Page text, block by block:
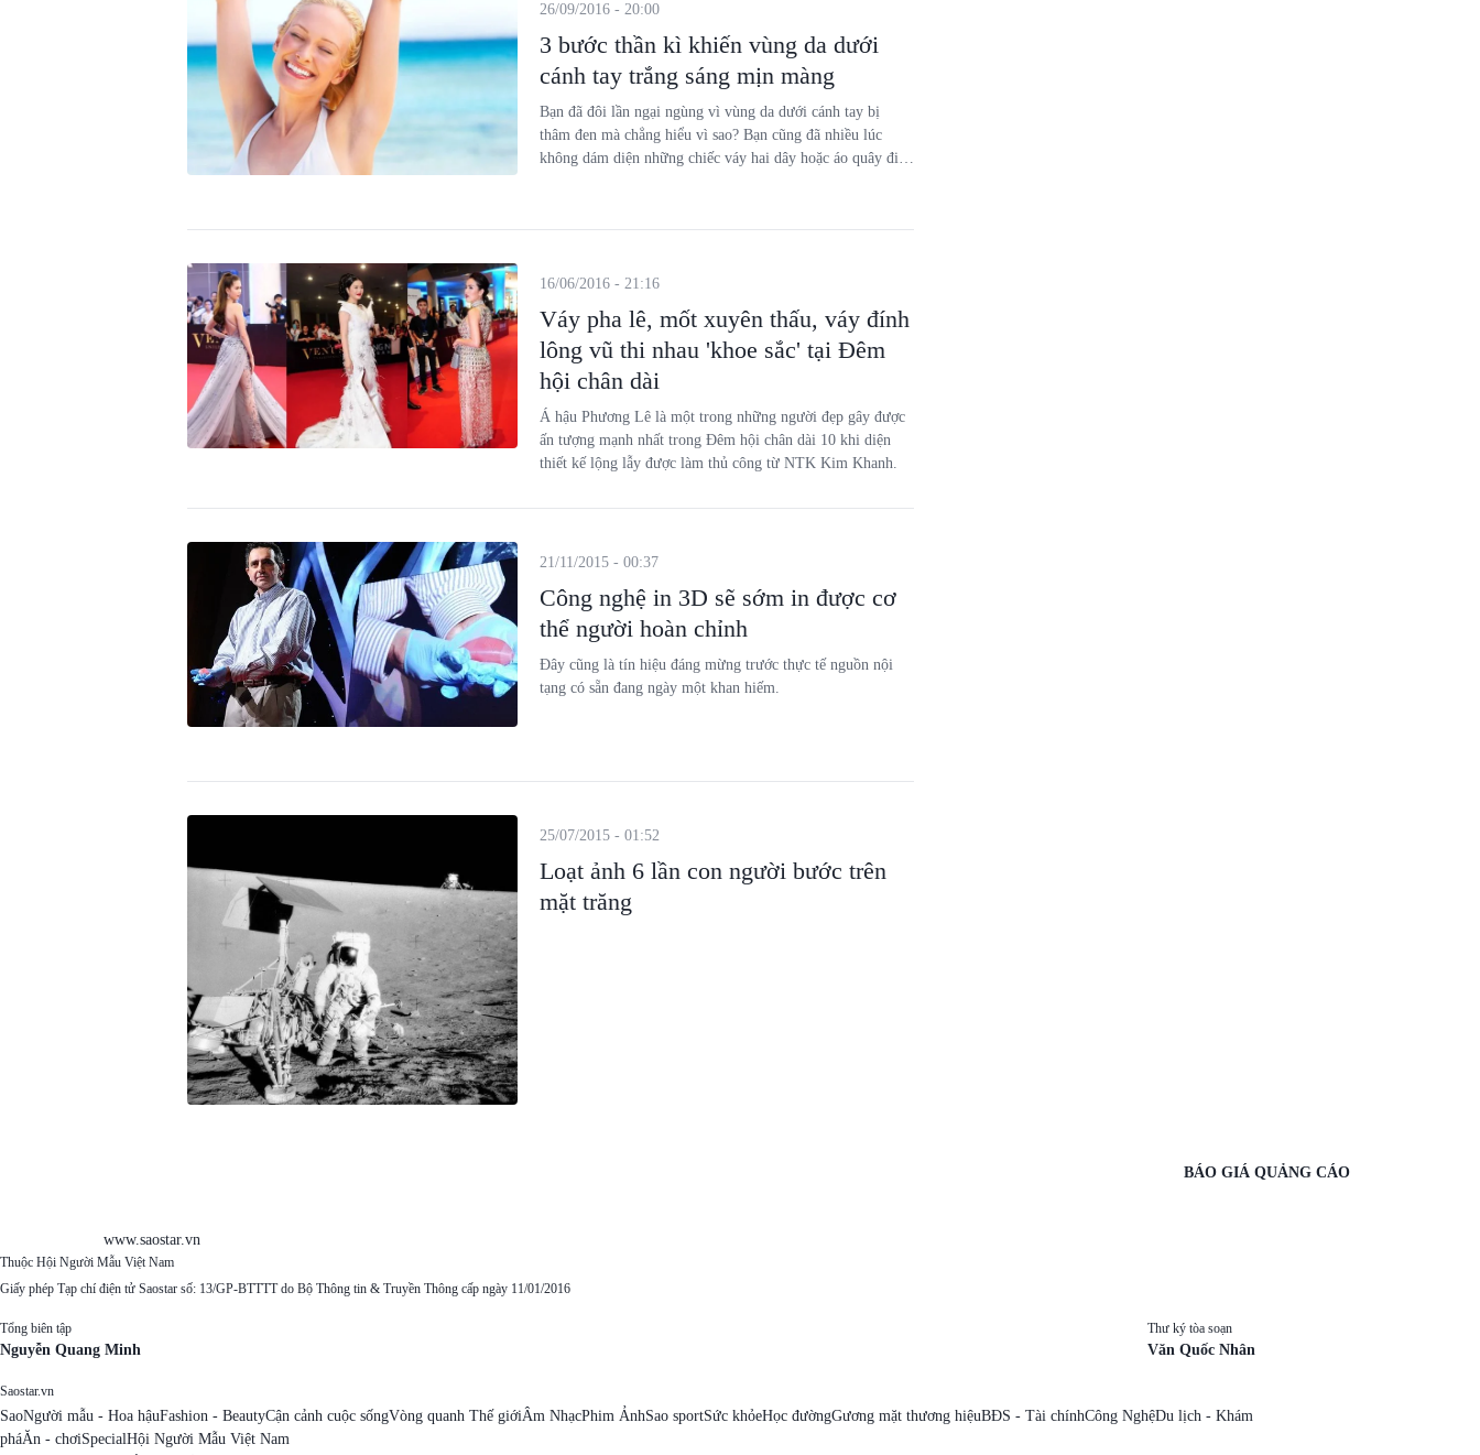
3 bước thần kì khiến vùng da dưới
cánh tay trắng sáng mịn màng
26/09/2016 - 20:00
Bạn đã đôi lần ngại ngùng vì vùng da dưới cánh tay bị
thâm đen mà chẳng hiểu vì sao? Bạn cũng đã nhiều lúc
không dám diện những chiếc váy hai dây hoặc áo quây điệu
Váy pha lê, mốt xuyên thấu, váy đính
lông vũ thi nhau 'khoe sắc' tại Đêm
hội chân dài
16/06/2016 - 21:16
Á hậu Phương Lê là một trong những người đẹp gây được
ấn tượng mạnh nhất trong Đêm hội chân dài 10 khi diện
thiết kế lộng lẫy được làm thủ công từ NTK Kim Khanh.
Công nghệ in 3D sẽ sớm in được cơ
thể người hoàn chỉnh
21/11/2015 - 00:37
Đây cũng là tín hiệu đáng mừng trước thực tế nguồn nội
tạng có sẵn đang ngày một khan hiếm.
Loạt ảnh 6 lần con người bước trên
mặt trăng
25/07/2015 - 01:52
www.saostar.vn
BÁO GIÁ QUẢNG CÁO
Thuộc Hội Người Mẫu Việt Nam
Giấy phép Tạp chí điện tử Saostar số: 13/GP-BTTTT do Bộ Thông tin & Truyền Thông cấp ngày 11/01/2016
Tổng biên tập
Nguyễn Quang Minh
Thư ký tòa soạn
Văn Quốc Nhân
Saostar.vn
SaoNgười mẫu - Hoa hậuFashion - BeautyCận cảnh cuộc sốngVòng quanh Thế giớiÂm NhạcPhim ẢnhSao sportSức khỏeHọc đườngGương mặt thương hiệuBĐS - Tài chínhCông NghệDu lịch - Khám
pháĂn - chơiSpecialHội Người Mẫu Việt Nam